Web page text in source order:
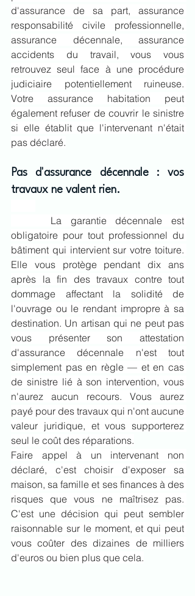
d'assurance de sa part, assurance
responsabilité civile professionnelle,
assurance décennale, assurance
accidents du travail, vous vous
retrouvez seul face à une procédure
judiciaire potentiellement ruineuse.
Votre assurance habitation peut
également refuser de couvrir le sinistre
si elle établit que l'intervenant n'était
pas déclaré.
Pas d'assurance décennale : vos
travaux ne valent rien.
La garantie décennale est
obligatoire pour tout professionnel du
bâtiment qui intervient sur votre toiture.
Elle vous protège pendant dix ans
après la fin des travaux contre tout
dommage affectant la solidité de
l'ouvrage ou le rendant impropre à sa
destination. Un artisan qui ne peut pas
vous présenter son attestation
d'assurance décennale n'est tout
simplement pas en règle — et en cas
de sinistre lié à son intervention, vous
n'aurez aucun recours. Vous aurez
payé pour des travaux qui n'ont aucune
valeur juridique, et vous supporterez
seul le coût des réparations.
Faire appel à un intervenant non
déclaré, c'est choisir d'exposer sa
maison, sa famille et ses finances à des
risques que vous ne maîtrisez pas.
C'est une décision qui peut sembler
raisonnable sur le moment, et qui peut
vous coûter des dizaines de milliers
d'euros ou bien plus que cela.